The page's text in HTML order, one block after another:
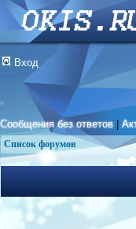
Вход
Сообщения без ответов |
Список форумов